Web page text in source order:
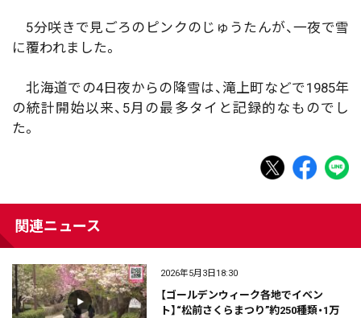
5分咲きで見ごろのピンクのじゅうたんが、一夜で雪
に覆われました。
北海道での4日夜からの降雪は、滝上町などで1985年
の統計開始以来、5月の最多タイと記録的なものでし
た。
関連ニュース
2026年5月3日18:30
【ゴールデンウィーク各地でイベン
ト】“松前さくらまつり”約250種類・1万